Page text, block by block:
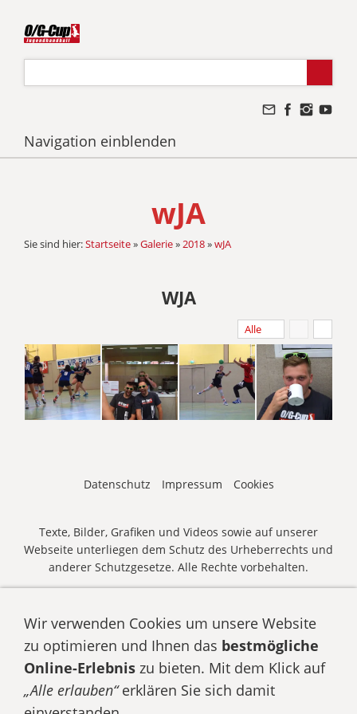
Navigation einblenden
wJA
Sie sind hier:Startseite»Galerie»2018»wJA
WJA
Alle
Datenschutz Impressum Cookies
Texte, Bilder, Grafiken und Videos sowie auf unserer
Webseite unterliegen dem Schutz des Urheberrechts und
anderer Schutzgesetze. Alle Rechte vorbehalten.
© HSG WAGRIEN | O/G-Cup 2026 •E-Mail senden• Zum
Wir verwenden Cookies um unsere Website
zu optimieren und Ihnen das bestmögliche
Online-Erlebnis zu bieten. Mit dem Klick auf
„Alle erlauben“erklären Sie sich damit